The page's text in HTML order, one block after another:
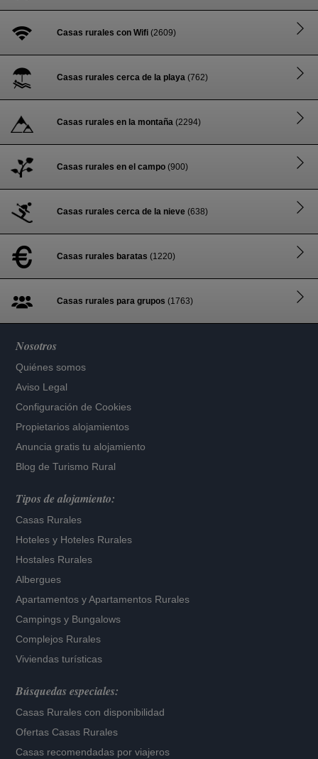
Casas rurales con Wifi (2609)
Casas rurales cerca de la playa (762)
Casas rurales en la montaña (2294)
Casas rurales en el campo (900)
Casas rurales cerca de la nieve (638)
Casas rurales baratas (1220)
Casas rurales para grupos (1763)
Nosotros
Quiénes somos
Aviso Legal
Configuración de Cookies
Propietarios alojamientos
Anuncia gratis tu alojamiento
Blog de Turismo Rural
Tipos de alojamiento:
Casas Rurales
Hoteles y Hoteles Rurales
Hostales Rurales
Albergues
Apartamentos yApartamentos Rurales
Campings y Bungalows
Complejos Rurales
Viviendas turísticas
Búsquedas especiales:
Casas Rurales con disponibilidad
Ofertas Casas Rurales
Casas recomendadas por viajeros